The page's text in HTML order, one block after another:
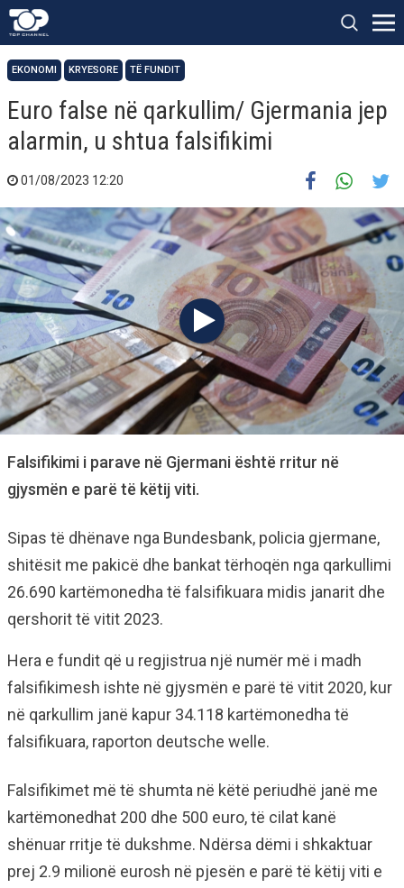
EKONOMI KRYESORE TË FUNDIT
Euro false në qarkullim/ Gjermania jep
alarmin, u shtua falsifikimi
01/08/2023 12:20
Falsifikimi i parave në Gjermani është rritur në
gjysmën e parë të këtij viti.
Sipas të dhënave nga Bundesbank, policia gjermane,
shitësit me pakicë dhe bankat tërhoqën nga qarkullimi
26.690 kartëmonedha të falsifikuara midis janarit dhe
qershorit të vitit 2023.
Hera e fundit që u regjistrua një numër më i madh
falsifikimesh ishte në gjysmën e parë të vitit 2020, kur
në qarkullim janë kapur 34.118 kartëmonedha të
falsifikuara, raporton deutsche welle.
Falsifikimet më të shumta në këtë periudhë janë me
kartëmonedhat 200 dhe 500 euro, të cilat kanë
shënuar rritje të dukshme. Ndërsa dëmi i shkaktuar
prej 2.9 milionë eurosh në pjesën e parë të këtij viti e